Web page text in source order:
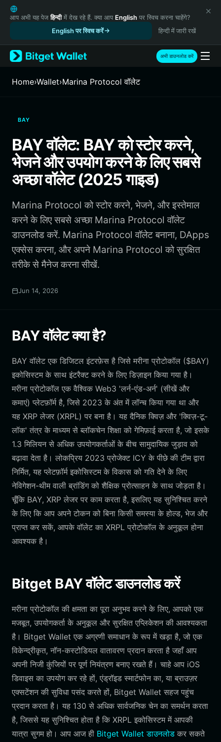
English
日本語
Русский
Español (Latinoamérica)
Türkçe
Italiano
繁體中文
Português (Portugal)
Bahasa Indonesia
ภาษาไทย
Português (Brasil)
Español (Argentina)
आप अभी यह पेजहिन्दीमें देख रहे हैं. क्या आप English पर स्विच करना चाहेंगे?
English पर स्विच करें
हिन्दी में जारी रखें
अभी डाउनलोड करें
Home›Wallet›Marina Protocol वॉलेट
BAY
BAY वॉलेट: BAY को स्टोर करने,
भेजने और उपयोग करने के लिए सबसे
अच्छा वॉलेट (2025 गाइड)
Marina Protocol को स्टोर करने, भेजने, और इस्तेमाल
करने के लिए सबसे अच्छा Marina Protocol वॉलेट
डाउनलोड करें. Marina Protocol वॉलेट बनाना, DApps
एक्सेस करना, और अपने Marina Protocol को सुरक्षित
तरीके से मैनेज करना सीखें.
Jun 14, 2026
BAY वॉलेट क्या है?
BAY वॉलेट एक डिजिटल इंटरफ़ेस है जिसे मरीना प्रोटोकॉल ($BAY)
इकोसिस्टम के साथ इंटरैक्ट करने के लिए डिज़ाइन किया गया है।
मरीना प्रोटोकॉल एक वैश्विक Web3 'लर्न-एंड-अर्न' (सीखें और
कमाएं) प्लेटफ़ॉर्म है, जिसे 2023 के अंत में लॉन्च किया गया था और
यह XRP लेजर (XRPL) पर बना है। यह दैनिक क्विज़ और 'क्विज़-टू-
लॉक' तंत्र के माध्यम से ब्लॉकचेन शिक्षा को गेमिफ़ाई करता है, जो इसके
1.3 मिलियन से अधिक उपयोगकर्ताओं के बीच सामुदायिक जुड़ाव को
बढ़ावा देता है। लोकप्रिय 2023 प्रोजेक्ट ICY के पीछे की टीम द्वारा
निर्मित, यह प्लेटफ़ॉर्म इकोसिस्टम के विकास को गति देने के लिए
नेविगेशन-थीम वाली ब्रांडिंग को शैक्षिक प्रोत्साहन के साथ जोड़ता है।
चूँकि BAY, XRP लेजर पर काम करता है, इसलिए यह सुनिश्चित करने
के लिए कि आप अपने टोकन को बिना किसी समस्या के होल्ड, भेज और
प्राप्त कर सकें, आपके वॉलेट का XRPL प्रोटोकॉल के अनुकूल होना
आवश्यक है।
Bitget BAY वॉलेट डाउनलोड करें
मरीना प्रोटोकॉल की क्षमता का पूरा अनुभव करने के लिए, आपको एक
मजबूत, उपयोगकर्ता के अनुकूल और सुरक्षित एप्लिकेशन की आवश्यकता
है। Bitget Wallet एक अग्रणी समाधान के रूप में खड़ा है, जो एक
विकेन्द्रीकृत, नॉन-कस्टोडियल वातावरण प्रदान करता है जहाँ आप
अपनी निजी कुंजियों पर पूर्ण नियंत्रण बनाए रखते हैं। चाहे आप iOS
डिवाइस का उपयोग कर रहे हों, एंड्रॉइड स्मार्टफोन का, या ब्राउज़र
एक्सटेंशन की सुविधा पसंद करते हों, Bitget Wallet सहज पहुंच
प्रदान करता है। यह 130 से अधिक सार्वजनिक चेन का समर्थन करता
है, जिससे यह सुनिश्चित होता है कि XRPL इकोसिस्टम में आपकी
यात्रा सुगम हो। आप आज ही Bitget Wallet डाउनलोड कर सकते